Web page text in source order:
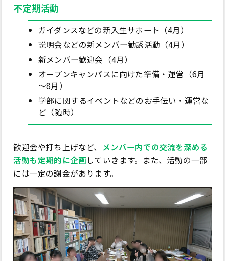
不定期活動
ガイダンスなどの新入生サポート（4月）
説明会などの新メンバー勧誘活動（4月）
新メンバー歓迎会（4月）
オープンキャンパスに向けた準備・運営（6月
～8月）
学部に関するイベントなどのお手伝い・運営な
ど（随時）
歓迎会や打ち上げなど、
メンバー内での交流を深める
活動も定期的に企画していきます。また、活動の一部
には一定の謝金があります。